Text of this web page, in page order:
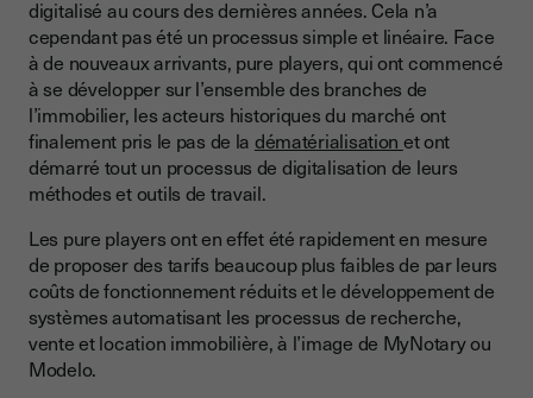
digitalisé au cours des dernières années. Cela n’a
cependant pas été un processus simple et linéaire. Face
à de nouveaux arrivants, pure players, qui ont commencé
à se développer sur l’ensemble des branches de
l’immobilier, les acteurs historiques du marché ont
finalement pris le pas de la dématérialisation et ont
démarré tout un processus de digitalisation de leurs
méthodes et outils de travail.
Les pure players ont en effet été rapidement en mesure
de proposer des tarifs beaucoup plus faibles de par leurs
coûts de fonctionnement réduits et le développement de
systèmes automatisant les processus de recherche,
vente et location immobilière, à l’image de MyNotary ou
Modelo.